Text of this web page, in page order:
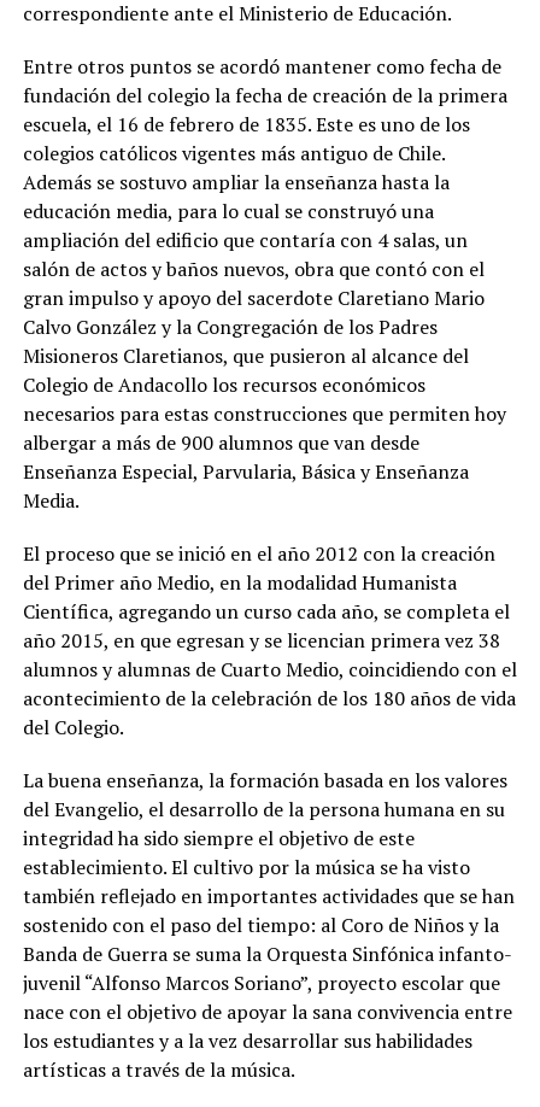
correspondiente ante el Ministerio de Educación.
Entre otros puntos se acordó mantener como fecha de
fundación del colegio la fecha de creación de la primera
escuela, el 16 de febrero de 1835. Este es uno de los
colegios católicos vigentes más antiguo de Chile.
Además se sostuvo ampliar la enseñanza hasta la
educación media, para lo cual se construyó una
ampliación del edificio que contaría con 4 salas, un
salón de actos y baños nuevos, obra que contó con el
gran impulso y apoyo del sacerdote Claretiano Mario
Calvo González y la Congregación de los Padres
Misioneros Claretianos, que pusieron al alcance del
Colegio de Andacollo los recursos económicos
necesarios para estas construcciones que permiten hoy
albergar a más de 900 alumnos que van desde
Enseñanza Especial, Parvularia, Básica y Enseñanza
Media.
El proceso que se inició en el año 2012 con la creación
del Primer año Medio, en la modalidad Humanista
Científica, agregando un curso cada año, se completa el
año 2015, en que egresan y se licencian primera vez 38
alumnos y alumnas de Cuarto Medio, coincidiendo con el
acontecimiento de la celebración de los 180 años de vida
del Colegio.
La buena enseñanza, la formación basada en los valores
del Evangelio, el desarrollo de la persona humana en su
integridad ha sido siempre el objetivo de este
establecimiento. El cultivo por la música se ha visto
también reflejado en importantes actividades que se han
sostenido con el paso del tiempo: al Coro de Niños y la
Banda de Guerra se suma la Orquesta Sinfónica infanto-
juvenil “Alfonso Marcos Soriano”, proyecto escolar que
nace con el objetivo de apoyar la sana convivencia entre
los estudiantes y a la vez desarrollar sus habilidades
artísticas a través de la música.